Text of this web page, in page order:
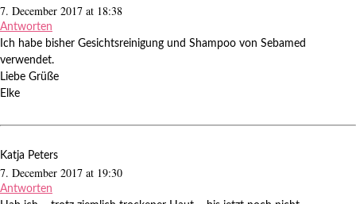
7. December 2017 at 18:38
Antworten
Ich habe bisher Gesichtsreinigung und Shampoo von Sebamed
verwendet.
Liebe Grüße
Elke
Katja Peters
7. December 2017 at 19:30
Antworten